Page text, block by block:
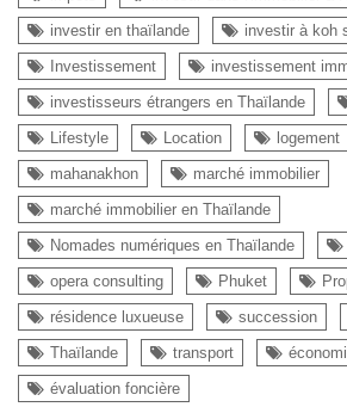
investir en thaïlande
investir à koh
Investissement
investissement
investisseurs étrangers en Thaïlande
Lifestyle
Location logement
mahanakhon
marché immobilier
marché immobilier en Thaïlande
Nomades numériques en Thaïlande
opera consulting
Phuket
résidence luxueuse
succession
Thaïlande
transport
évaluation foncière